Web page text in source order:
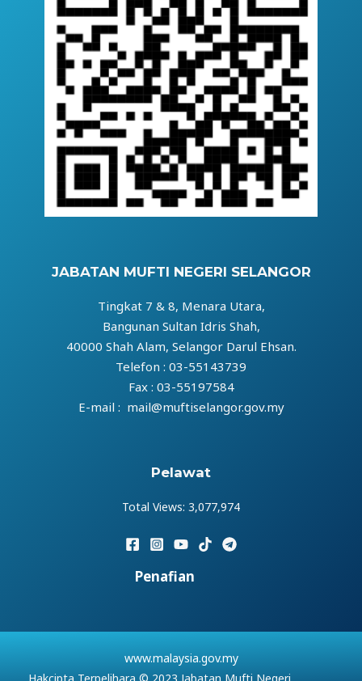
JABATAN MUFTI NEGERI SELANGOR
Tingkat 7 & 8, Menara Utara,
Bangunan Sultan Idris Shah,
40000 Shah Alam, Selangor Darul Ehsan.
Telefon : 03-55143739
Fax : 03-55197584
E-mail : mail@muftiselangor.gov.my
Pelawat
Total Views: 3,077,974
Penafian
www.malaysia.gov.my